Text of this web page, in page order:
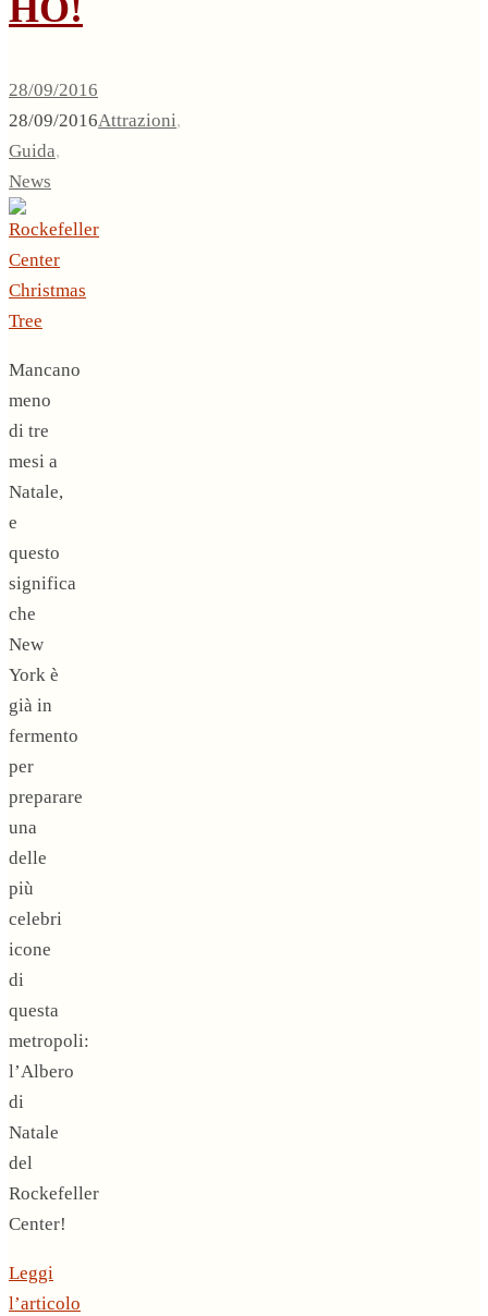
HO!
28/09/2016
28/09/2016Attrazioni,
Guida,
News
Mancano
meno
di tre
mesi a
Natale,
e
questo
significa
che
New
York è
già in
fermento
per
preparare
una
delle
più
celebri
icone
di
questa
metropoli:
l’Albero
di
Natale
del
Rockefeller
Center!
Leggi
l’articolo